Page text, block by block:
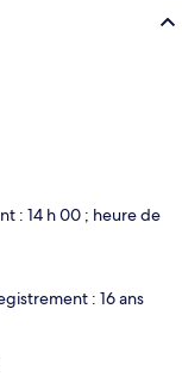
: 14 h 00 ; heure de
: 16 ans